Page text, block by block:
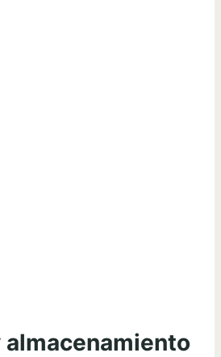
almacenamiento